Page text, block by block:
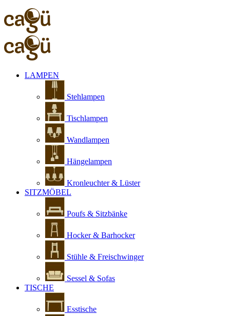
LAMPEN
Stehlampen
Tischlampen
Wandlampen
Hängelampen
Kronleuchter & Lüster
SITZMÖBEL
Poufs & Sitzbänke
Hocker & Barhocker
Stühle & Freischwinger
Sessel & Sofas
TISCHE
Esstische